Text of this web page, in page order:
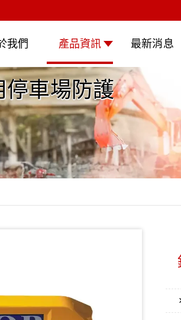
我們 產品資訊 最新消息
車場防護